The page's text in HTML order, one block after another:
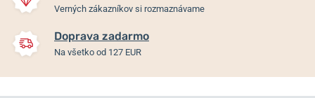
Verných zákazníkov si rozmaznávame
Doprava zadarmo
Na všetko od 127 EUR